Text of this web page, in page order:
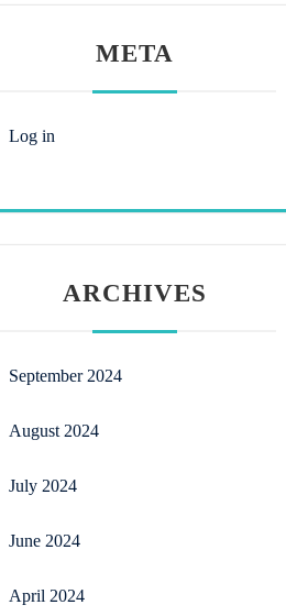
META
Log in
ARCHIVES
September 2024
August 2024
July 2024
June 2024
April 2024